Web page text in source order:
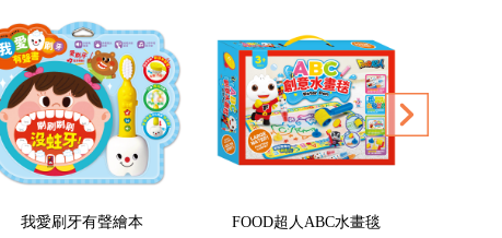
FOOD超人ABC水畫毯
神奇的動物百科立體翻翻書